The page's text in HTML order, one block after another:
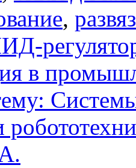
,
в